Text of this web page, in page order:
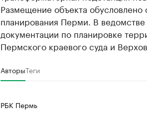
Размещение объекта обусловлено
планирования Перми. В ведомстве
документации по планировке
Пермского краевого суда и
АвторыТеги
РБК Пермь